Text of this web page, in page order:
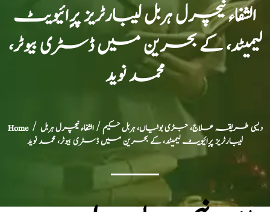
الشفاء نیچرل ہربل لیبارٹریز پرٍائیویٹ
لیمیٹد، کے بحرین میں ڈسٹری بیوٹر،
محمد نوید
Home/ دیسی طریقہ علاج، جڑی بوٹیاں، ہربل حکیم/ الشفاء نیچرل ہربل
لیبارٹریز پرٍائیویٹ لیمیٹد، کے بحرین میں ڈسٹری بیوٹر، محمد نوید